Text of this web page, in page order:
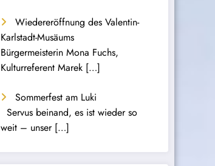
Wiedereröffnung des Valentin-
Karlstadt-Musäums
Bürgermeisterin Mona Fuchs,
Kulturreferent Marek […]
Sommerfest am Luki
Servus beinand, es ist wieder so
weit – unser […]